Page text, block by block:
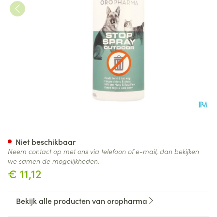
€ 11,12
Niet beschikbaar
Neem contact op met ons via telefoon of e-mail, dan bekijken
we samen de mogelijkheden.
Bekijk alle producten van oropharma